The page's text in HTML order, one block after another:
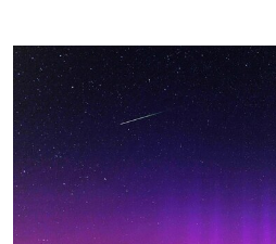
berlin
nord
wahrheit
verlag